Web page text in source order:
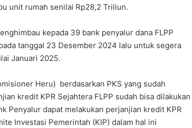
unit rumah senilai Rp28,2 Triliun.
kepada 39 bank penyalur dana FLPP
tanggal 23 Desember 2024 lalu untuk segera
Januari 2025.
Heru) berdasarkan PKS yang sudah
kredit KPR Sejahtera FLPP sudah bisa dilakukan
Penyalur dapat melakukan perjanjian kredit KPR
Investasi Pemerintah (KIP) dalam hal ini